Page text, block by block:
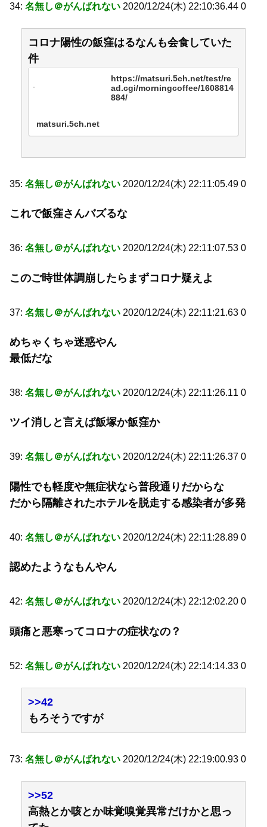
34: 名無し＠がんばれない 2020/12/24(木) 22:10:36.44 0
コロナ陽性の飯窪はるなんも会食していた
件
https://matsuri.5ch.net/test/re
ad.cgi/morningcoffee/1608814
884/
matsuri.5ch.net
35: 名無し＠がんばれない 2020/12/24(木) 22:11:05.49 0
これで飯窪さんバズるな
36: 名無し＠がんばれない 2020/12/24(木) 22:11:07.53 0
このご時世体調崩したらまずコロナ疑えよ
37: 名無し＠がんばれない 2020/12/24(木) 22:11:21.63 0
めちゃくちゃ迷惑やん
最低だな
38: 名無し＠がんばれない 2020/12/24(木) 22:11:26.11 0
ツイ消しと言えば飯塚か飯窪か
39: 名無し＠がんばれない 2020/12/24(木) 22:11:26.37 0
陽性でも軽度や無症状なら普段通りだからな
だから隔離されたホテルを脱走する感染者が多発
40: 名無し＠がんばれない 2020/12/24(木) 22:11:28.89 0
認めたようなもんやん
42: 名無し＠がんばれない 2020/12/24(木) 22:12:02.20 0
頭痛と悪寒ってコロナの症状なの？
52: 名無し＠がんばれない 2020/12/24(木) 22:14:14.33 0
>>42
もろそうですが
73: 名無し＠がんばれない 2020/12/24(木) 22:19:00.93 0
>>52
高熱とか咳とか味覚嗅覚異常だけかと思っ